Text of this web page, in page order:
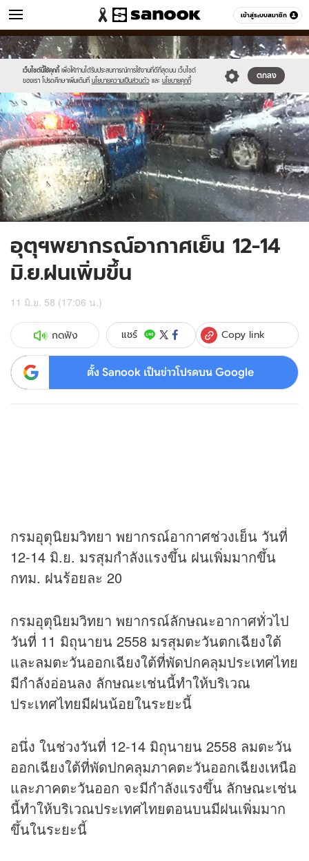
เข้าสู่ระบบสมาชิก
ข่าว หมวดอื่นๆ
เว็บไซต์นี้ใช้คุกกี้ เพื่อให้ท่านได้รับประสบการณ์การใช้งานที่ดีที่สุดบน เว็บไซต์
ของเรา โปรดศึกษาเพิ่มเติมที่ นโยบายความเป็นส่วนตัว และ นโยบายคุกกี้
ตกลง
Sanook
//s.isanook.com/sr/0/images/logo-
new-
sanook.png
600
60
//s.isanook.com/ns/0/ud/362/1810838/624280-
01.jpg
อุตุฯพยากรณ์อากาศเย็น 12-14
มิ.ย.ฝนเพิ่มขึ้น
11 มิ.ย. 58 (17:06 น.)
กดฟัง แชร์ Copy link
ตั้ง Sanook เป็นข่าวโปรดบน Google
กรมอุตุนิยมวิทยา พยากรณ์อากาศช่วงเย็น วันที่
12-14 มิ.ย. มรสุมกำลังแรงขึ้น ฝนเพิ่มมากขึ้น
กทม. ฝนร้อยละ 20
กรมอุตุนิยมวิทยา พยากรณ์ลักษณะอากาศทั่วไป
วันที่ 11 มิถุนายน 2558 มรสุมตะวันตกเฉียงใต้
และลมตะวันออกเฉียงใต้ที่พัดปกคลุมประเทศไทย
มีกำลังอ่อนลง ลักษณะเช่นนี้ทำให้บริเวณ
ประเทศไทยมีฝนน้อยในระยะนี้
อนึ่ง ในช่วงวันที่ 12-14 มิถุนายน 2558 ลมตะวัน
ออกเฉียงใต้ที่พัดปกคลุมภาคตะวันออกเฉียงเหนือ
และภาคตะวันออก จะมีกำลังแรงขึ้น ลักษณะเช่น
นี้ทำให้บริเวณประเทศไทยตอนบนมีฝนเพิ่มมาก
ขึ้นในระยะนี้